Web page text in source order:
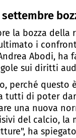
la bozza
i
Abodi,
sui diritti
perché questo
tutti di poter
una nuova
del calcio, la
ha